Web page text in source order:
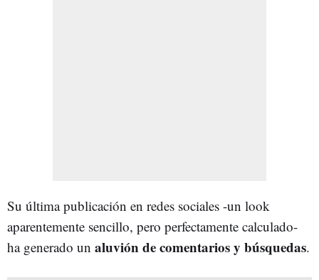
Su última publicación en redes sociales -un look
aparentemente sencillo, pero perfectamente calculado-
ha generado un aluvión de comentarios y búsquedas.